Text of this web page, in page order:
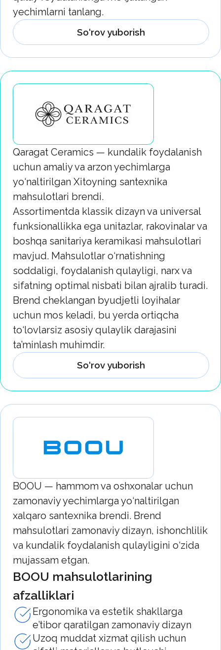
Brendlarni
hamkorlikka
taklif qilamiz
Va o‘zaro manfaatli shartlarda
uchun ishonchli hamkorlikni taklif
So‘rov yuborish
Maxfiylik siyosati
info@karidogroup.uz
@karidogroup_uz